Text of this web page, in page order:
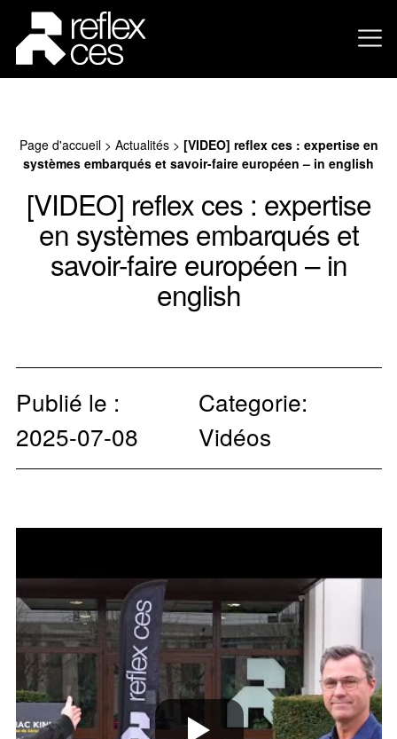
Page d'accueil> Actualités> [VIDEO] reflex ces : expertise en
systèmes embarqués et savoir-faire européen – in english
[VIDEO] reflex ces : expertise
en systèmes embarqués et
savoir-faire européen – in
english
Publié le :
2025-07-08
Categorie:
Vidéos